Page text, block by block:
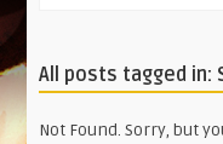
All posts tagged in:
Not Found. Sorry, but